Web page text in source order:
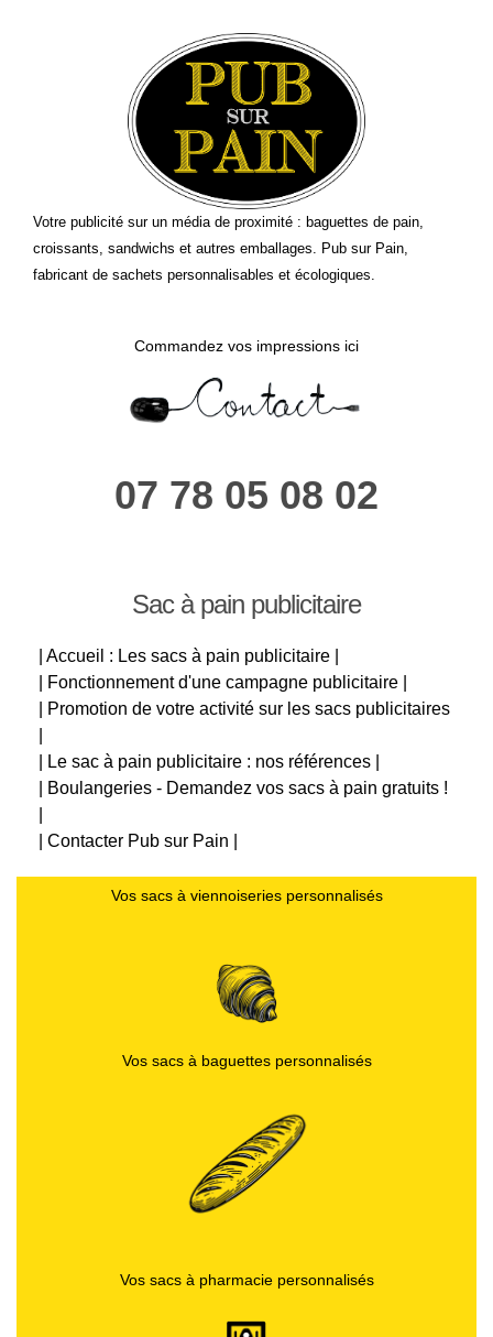
Votre publicité sur un média de proximité : baguettes de pain,
croissants, sandwichs et autres emballages. Pub sur Pain,
fabricant de sachets personnalisables et écologiques.
Commandez vos impressions ici
07 78 05 08 02
Sac à pain publicitaire
| Accueil : Les sacs à pain publicitaire |
| Fonctionnement d'une campagne publicitaire |
| Promotion de votre activité sur les sacs publicitaires
| Le sac à pain publicitaire : nos références |
| Boulangeries - Demandez vos sacs à pain gratuits !
| Contacter Pub sur Pain |
Vos sacs à viennoiseries personnalisés
Vos sacs à baguettes personnalisés
Vos sacs à pharmacie personnalisés